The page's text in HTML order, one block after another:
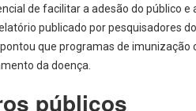
de facilitar a adesão do público
publicado por pesquisadores
que programas de imunização
da doença.
públicos